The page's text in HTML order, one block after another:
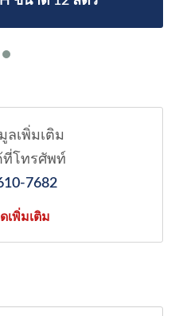
ลเพิ่มเติม
ที่โทรศัพท์
7682
เพิ่มเติม